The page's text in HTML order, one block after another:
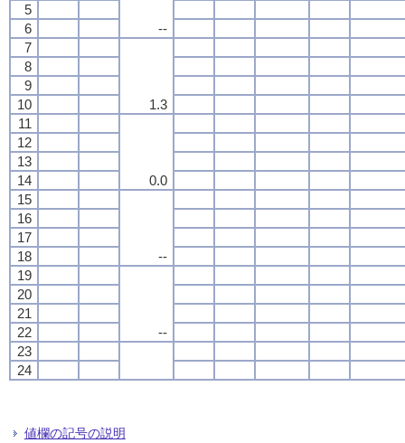
--
5
6
7
1.3
8
9
10
11
0.0
12
13
14
15
--
16
17
18
19
--
20
21
22
23
24
値欄の記号の説明